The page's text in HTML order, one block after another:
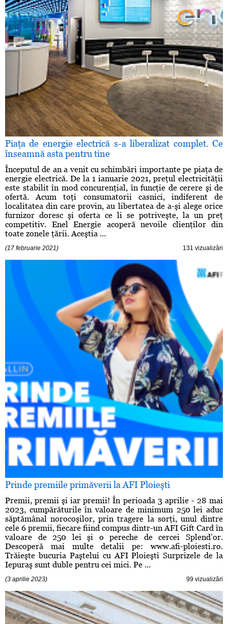
Piaţa de energie electrică s-a liberalizat complet. Ce
înseamnă asta pentru tine
Începutul de an a venit cu schimbări importante pe piaţa de
energie electrică. De la 1 ianuarie 2021, preţul electricităţii
este stabilit în mod concurenţial, în funcţie de cerere şi de
ofertă. Acum toţi consumatorii casnici, indiferent de
localitatea din care provin, au libertatea de a-şi alege orice
furnizor doresc şi oferta ce li se potriveşte, la un preţ
competitiv. Enel Energie acoperă nevoile clienţilor din
toate zonele ţării. Aceştia ...
(17 februarie 2021) 131 vizualizări
Prinde premiile primăverii la AFI Ploieşti
Premii, premii şi iar premii! În perioada 3 aprilie - 28 mai
2023, cumpărăturile în valoare de minimum 250 lei aduc
săptămânal norocoşilor, prin tragere la sorţi, unul dintre
cele 6 premii, fiecare fiind compus dintr-un AFI Gift Card în
valoare de 250 lei şi o pereche de cercei Splend’or.
Descoperă mai multe detalii pe: www.afi-ploiesti.ro.
Trăieşte bucuria Paştelui cu AFI Ploieşti Surprizele de la
Iepuraş sunt duble pentru cei mici. Pe ...
(3 aprilie 2023) 99 vizualizări